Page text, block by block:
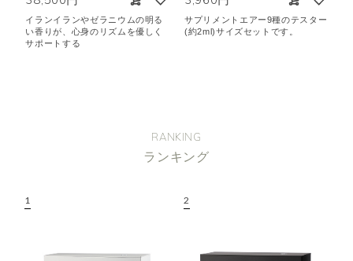
イランイランやゼラニウムの明る
い香りが、心身のリズムを優しく
サポートする
サプリメントエアー9種のテスター
(約2ml)サイズセットです。
RANKING
ランキング